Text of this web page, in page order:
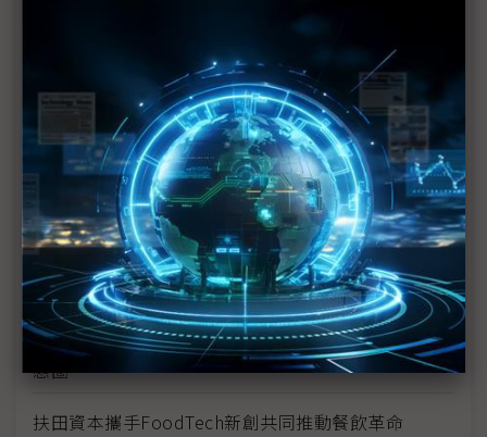
宏庭科技協助公部門發展與數位轉型
經濟逆風徒增客戶壓力 雲端業者下調業績展望
F5 rSeries新平台實現基礎設施的自動化與未來化
少子化趨勢無可逆轉 產業用人策略應全面檢討
企業最缺的DX人才 商模、策略和數據能力須兼備
SEMICON Taiwan首度推出全球汽車晶片高峰論壇
攜手經濟部鏈結台灣及全球車用半導體與汽車產業生
態圈
扶田資本攜手FoodTech新創共同推動餐飲革命